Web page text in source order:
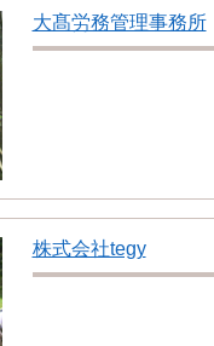
大髙労務管理事務所
株式会社tegy